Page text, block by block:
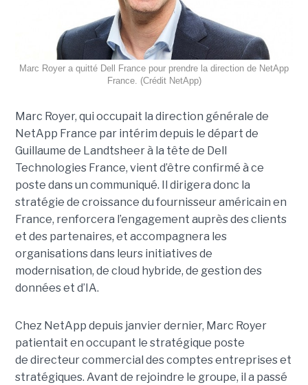
Marc Royer a quitté Dell France pour prendre la direction de NetApp
France. (Crédit NetApp)
Marc Royer, qui occupait la direction générale de
NetApp France par intérim depuis le départ de
Guillaume de Landtsheer à la tête de Dell
Technologies France, vient d’être confirmé à ce
poste dans un communiqué. Il dirigera donc la
stratégie de croissance du fournisseur américain en
France, renforcera l’engagement auprès des clients
et des partenaires, et accompagnera les
organisations dans leurs initiatives de
modernisation, de cloud hybride, de gestion des
données et d’IA.
Chez NetApp depuis janvier dernier, Marc Royer
patientait en occupant le stratégique poste
de directeur commercial des comptes entreprises et
stratégiques. Avant de rejoindre le groupe, il a passé